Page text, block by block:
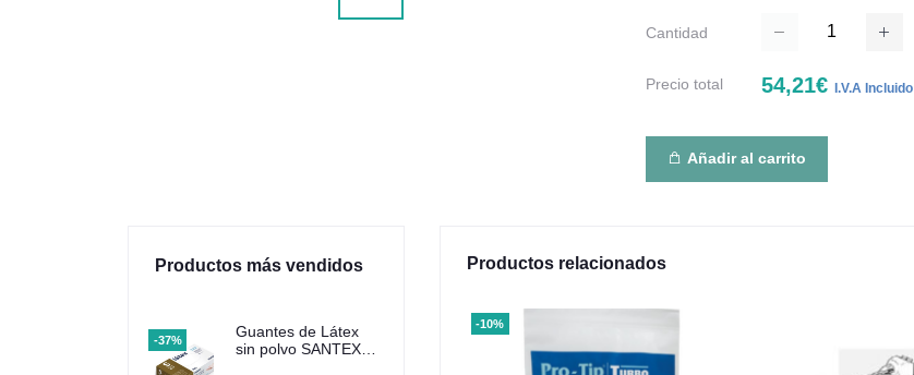
Cantidad
Precio total 54,21€I.V.A Incluido
Añadir al carrito
Productos más vendidos
-37%
Guantes de Látex
sin polvo SANTEX
Productos relacionados
-10%